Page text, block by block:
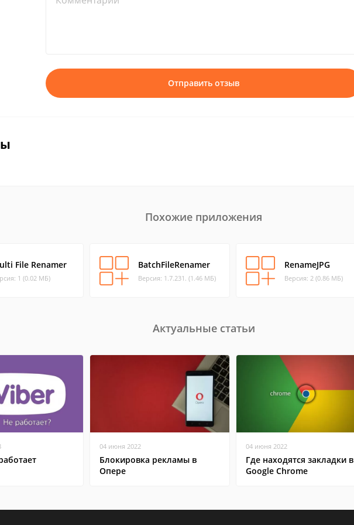
Отправить отзыв
Похожие приложения
File Renamer
1 (0.02 МБ)
BatchFileRenamer
Версия: 1.7.231. (1.46 МБ)
RenameJPG
Версия: 2 (0.86 МБ)
Актуальные статьи
04 июня 2022
Блокировка рекламы в
Опере
04 июня 2022
Где находятся закладки в
Google Chrome